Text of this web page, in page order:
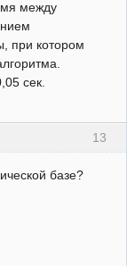
между
при котором
сек.
13
базе?